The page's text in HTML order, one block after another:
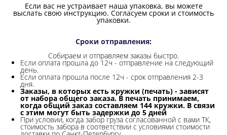
Если вас не устраивает наша упаковка, вы можете
выслать свою инструкцию. Согласуем сроки и стоимость
упаковки.
Сроки отправления:
Собираем и отправляем заказы быстро.
Если оплата прошла до 12ч - отправление на следующий
день.
Если оплата прошла после 12ч - срок отправления 2-3
дня.
Заказы, в которых есть кружки (печать) - зависят
от набора общего заказа. В печать принимаем,
когда общий заказ составляем 144 кружки. В связи
с этим могут быть задержки до 5 дней
При условии, когда забор груза согласованной с вами ТК,
стоимость забора в соответствии с условиями стоимости